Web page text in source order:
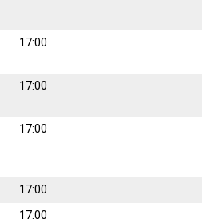
17:00
17:00
17:00
17:00
17:00